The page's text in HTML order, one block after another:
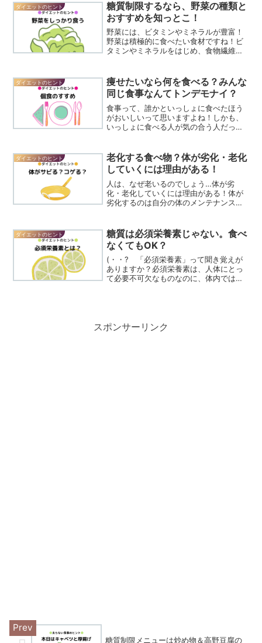
味や香りがほしいですよね。紅茶もたま
には飲みますがコー...
ダイエットのヒント
糖質制限するなら、野菜の種類と
おすすめを知っとこ！
野菜には、ビタミンやミネラルが豊富！
野菜は積極的に食べたい食材ですね！ビ
タミンやミネラルをはじめ、食物繊維を
ね。野菜を選ぶときには、含まれる糖質
の量によって大きく3つの...
ダイエットのヒント
痩せたいなら何を食べる？みんな
同じ食事なんてトンデモナイ？
食事って、誰かといっしょに食べたほう
がおいしいって思いますよね！しかも、
いっしょに食べる人が気の合う人だった
ラマでもおなじみの風景。…そのとき、
食卓に並んでるのはどんなお...
ダイエットのヒント
老化する食べ物？体が劣化・老化
していくには理由がある！
人は、なぜ老いるのでしょう…体が劣
化・老化していくには理由がある！体が
劣化するのは自分の体のメンテナンスを
誰でも歳はとります…けれどできれば老
けたくありませんよね…！自...
ダイエットのヒント
糖質は必須栄養素じゃない。食べ
なくてもOK？
(・・? 「必須栄養素」って聞き覚えが
ありますか？必須栄養素は、人体にとっ
て必要不可欠なものなのに、体内では作
スポンサーリンク
糖質制限メニューは炒め物＆高野豆腐の